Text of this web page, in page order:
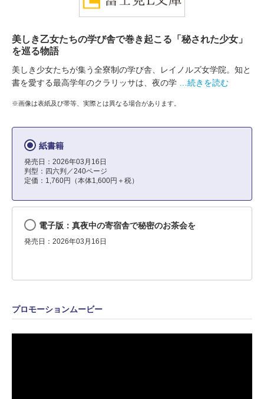
美しき乙女たちの学び舎で巻き起こる「秘された少女」
を巡る物語
美しき少女たちが集う全寮制の学び舎、レイノルズ女学院。知と
書を愛する最高学年のクラリッサは、夜の学
…続きを読む
※画像は表紙及び帯等、実際とは異なる場合があります。
紙書籍
発売日：2026年03月16日
判型：四六判／240ページ
定価：1,760円（本体1,600円＋税）
電子版：真夜中の寄宿舎で秘密のお茶会を
発売日：2026年03月16日
プロモーションムービー